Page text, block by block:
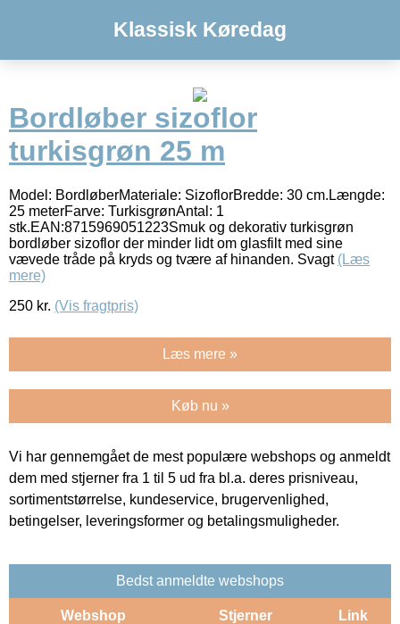
Klassisk Køredag
Bordløber sizoflor
turkisgrøn 25 m
Model: BordløberMateriale: SizoflorBredde: 30 cm.Længde:
25 meterFarve: TurkisgrønAntal: 1
stk.EAN:8715969051223Smuk og dekorativ turkisgrøn
bordløber sizoflor der minder lidt om glasfilt med sine
vævede tråde på kryds og tvære af hinanden. Svagt (Læs
mere)
250 kr. (Vis fragtpris)
Læs mere »
Køb nu »
Vi har gennemgået de mest populære webshops og anmeldt
dem med stjerner fra 1 til 5 ud fra bl.a. deres prisniveau,
sortimentstørrelse, kundeservice, brugervenlighed,
betingelser, leveringsformer og betalingsmuligheder.
Bedst anmeldte webshops
Webshop Stjerner Link